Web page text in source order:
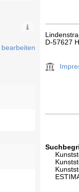
bearbeiten
D-57627